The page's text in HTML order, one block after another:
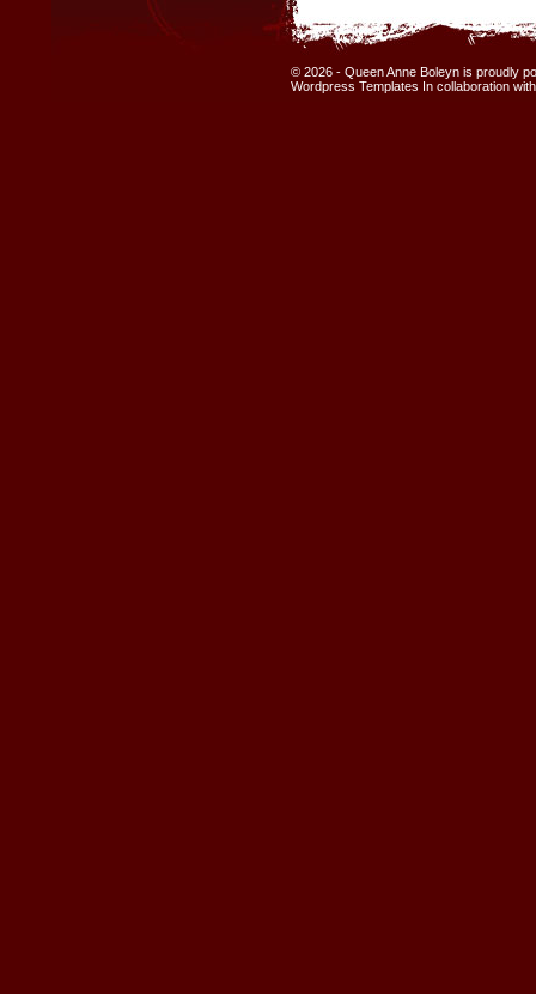
© 2026 - Queen Anne Boleyn is proudly
Wordpress Templates In collaboration